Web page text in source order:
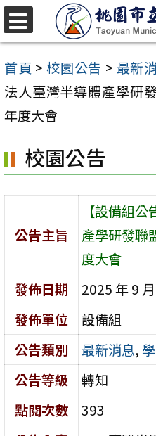
跳
至
主
要
內
區
首頁 > 校園公告 > 最新
法人臺灣半導體產學研
年度大會
校園公告
公告主旨
【設備組
產學研發聯
度大會
發佈日期
2025 年 9
發佈單位
設備組
公告類別
最新消息,
公告等級
轉知
點閱次數
393
選
單